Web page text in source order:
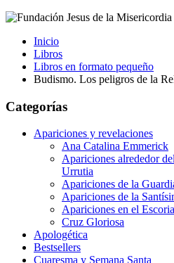
Inicio
Libros
Libros en formato pequeño
Budismo. Los peligros de la
Categorías
Apariciones y revelaciones
Ana Catalina Emmerick
Apariciones alrededor
Urrutia
Apariciones de la
Apariciones de la
Apariciones en el
Cruz Gloriosa
Apologética
Bestsellers
Cuaresma y Semana Santa